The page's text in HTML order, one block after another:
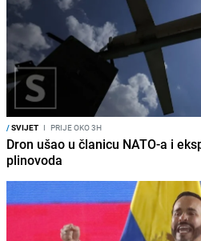
/SVIJET I PRIJE OKO 3H
Dron ušao u članicu NATO-a i
plinovoda